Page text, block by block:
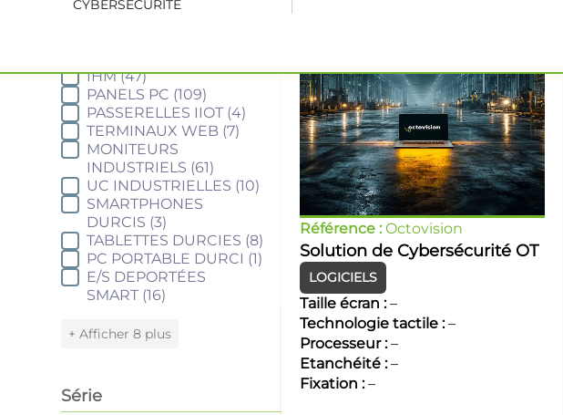
CYBERSÉCURITÉ
Famille
IHM(47)
PANELS PC (109)
PASSERELLES IIOT (4)
TERMINAUX WEB (7)
MONITEURS
INDUSTRIELS (61)
UC INDUSTRIELLES (10)
SMARTPHONES
DURCIS (3)
TABLETTES DURCIES (8)
PC PORTABLE DURCI (1)
E/S DEPORTÉES
SMART (16)
+ Afficher 8 plus
Série
Référence : Octovision
Solution de Cybersécurité OT
LOGICIELS
Taille écran :–
Technologie tactile :–
Processeur :–
Etanchéité :–
Fixation :–